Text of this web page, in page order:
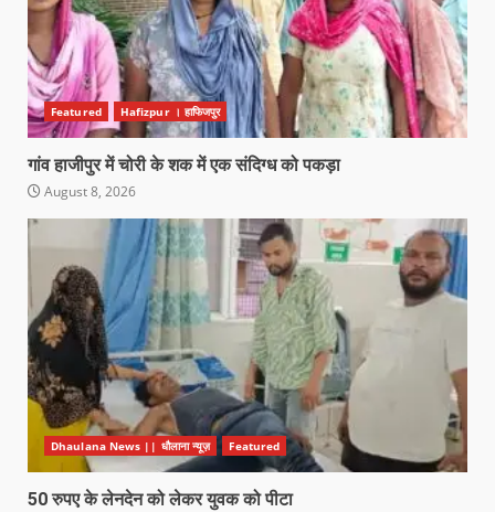
Featured Hafizpur । हाफिजपुर
गांव हाजीपुर में चोरी के शक में एक संदिग्ध को पकड़ा
August 8, 2026
Dhaulana News || धौलाना न्यूज़ Featured
50 रुपए के लेनदेन को लेकर युवक को पीटा